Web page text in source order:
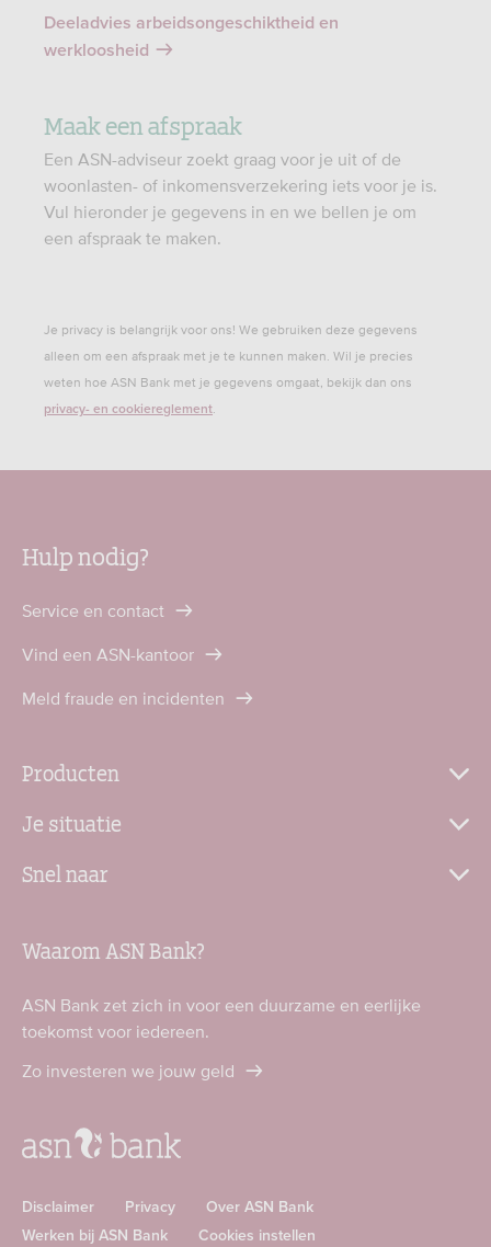
Deeladvies arbeidsongeschiktheid en
werkloosheid
Maak een afspraak
Een ASN-adviseur zoekt graag voor je uit of de
woonlasten- of inkomensverzekering iets voor je is.
Vul hieronder je gegevens in en we bellen je om
een afspraak te maken.
Je privacy is belangrijk voor ons! We gebruiken deze gegevens
alleen om een afspraak met je te kunnen maken. Wil je precies
weten hoe ASN Bank met je gegevens omgaat, bekijk dan ons
privacy- en cookiereglement.
Hulp nodig?
Service en contact
Vind een ASN-kantoor
Meld fraude en incidenten
Producten
Je situatie
Snel naar
Waarom ASN Bank?
ASN Bank zet zich in voor een duurzame en eerlijke
toekomst voor iedereen.
Zo investeren we jouw geld
Disclaimer Privacy
Over ASN Bank
Werken bij ASN Bank
Cookies instellen